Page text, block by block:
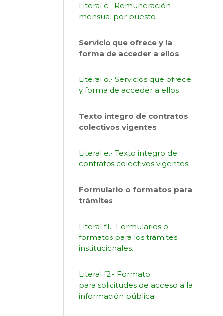
Literal c.- Remuneración
mensual por puesto
Servicio que ofrece y la
forma de acceder a ellos
Literal d.- Servicios que ofrece
y forma de acceder a ellos
Texto integro de contratos
colectivos vigentes
Literal e.- Texto integro de
contratos colectivos vigentes
Formulario o formatos para
trámites
Literal f1.- Formularios o
formatos para los trámites
institucionales.
Literal f2.- Formato
para solicitudes de acceso a la
información pública.